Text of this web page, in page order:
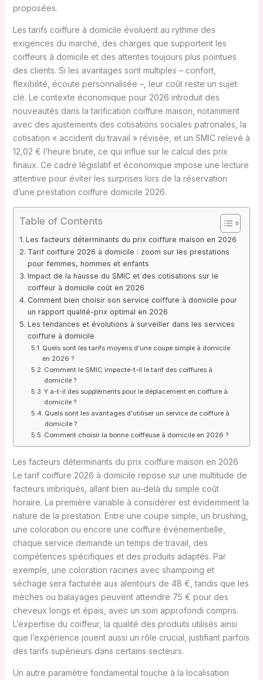
proposées.
Les tarifs coiffure à domicile évoluent au rythme des
exigences du marché, des charges que supportent les
coiffeurs à domicile et des attentes toujours plus pointues
des clients. Si les avantages sont multiples – confort,
flexibilité, écoute personnalisée –, leur coût reste un sujet
clé. Le contexte économique pour 2026 introduit des
nouveautés dans la tarification coiffure maison, notamment
avec des ajustements des cotisations sociales patronales, la
cotisation « accident du travail » révisée, et un SMIC relevé à
12,02 € l’heure brute, ce qui influe sur le calcul des prix
finaux. Ce cadre législatif et économique impose une lecture
attentive pour éviter les surprises lors de la réservation
d’une prestation coiffure domicile 2026.
Table of Contents
Les facteurs déterminants du prix coiffure maison en 2026
Tarif coiffure 2026 à domicile : zoom sur les prestations
pour femmes, hommes et enfants
Impact de la hausse du SMIC et des cotisations sur le
coiffeur à domicile coût en 2026
Comment bien choisir son service coiffure à domicile pour
un rapport qualité-prix optimal en 2026
Les tendances et évolutions à surveiller dans les services
coiffure à domicile
Quels sont les tarifs moyens d’une coupe simple à domicile
en 2026 ?
Comment le SMIC impacte-t-il le tarif des coiffures à
domicile ?
Y a-t-il des suppléments pour le déplacement en coiffure à
domicile ?
Quels sont les avantages d’utiliser un service de coiffure à
domicile ?
Comment choisir la bonne coiffeuse à domicile en 2026 ?
Les facteurs déterminants du prix coiffure maison en 2026
Le tarif coiffure 2026 à domicile repose sur une multitude de
facteurs imbriqués, allant bien au-delà du simple coût
horaire. La première variable à considérer est évidemment la
nature de la prestation. Entre une coupe simple, un brushing,
une coloration ou encore une coiffure événementielle,
chaque service demande un temps de travail, des
compétences spécifiques et des produits adaptés. Par
exemple, une coloration racines avec shampoing et
séchage sera facturée aux alentours de 48 €, tandis que les
mèches ou balayages peuvent atteindre 75 € pour des
cheveux longs et épais, avec un soin approfondi compris.
L’expertise du coiffeur, la qualité des produits utilisés ainsi
que l’expérience jouent aussi un rôle crucial, justifiant parfois
des tarifs supérieurs dans certains secteurs.
Un autre paramètre fondamental touche à la localisation